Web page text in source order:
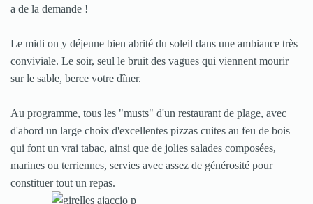
a de la demande !
Le midi on y déjeune bien abrité du soleil dans une ambiance très
conviviale. Le soir, seul le bruit des vagues qui viennent mourir
sur le sable, berce votre dîner.
Au programme, tous les "musts" d'un restaurant de plage, avec
d'abord un large choix d'excellentes pizzas cuites au feu de bois
qui font un vrai tabac, ainsi que de jolies salades composées,
marines ou terriennes, servies avec assez de générosité pour
constituer tout un repas.